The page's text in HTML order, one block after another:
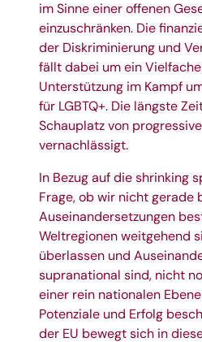
im Sinne einer offenen
einzuschränken. Die
der Diskriminierung und
fällt dabei um ein
Unterstützung im Kampf
für LGBTQ+. Die längste
Schauplatz von
vernachlässigt.
In Bezug auf die shrinking
Frage, ob wir nicht gerade
Auseinandersetzungen
Weltregionen weitgehend
überlassen und
supranational sind, nicht
einer rein nationalen
Potenziale und Erfolg
der EU bewegt sich in